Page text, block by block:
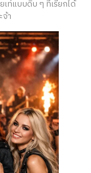
ท่แบบดิบ ๆ ที่เรียกได้
า